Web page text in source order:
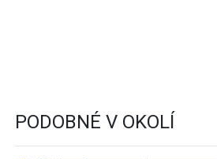
PODOBNÉ V OKOLÍ